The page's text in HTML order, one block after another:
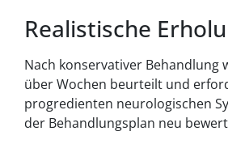
Realistische
Nach konservativer Behandlung
über Wochen beurteilt und
progredienten neurologischen
der Behandlungsplan neu